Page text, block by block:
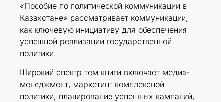
«Пособие по политической коммуникации в
Казахстане» рассматривает коммуникации,
как ключевую инициативу для обеспечения
успешной реализации государственной
политики.
Широкий спектр тем книги включает медиа-
менеджмент, маркетинг комплексной
политики, планирование успешных кампаний,